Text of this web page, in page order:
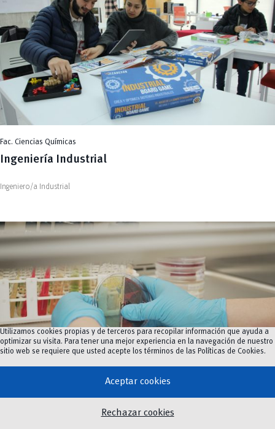
Fac. Ciencias Químicas
Ingeniería Industrial
Ingeniero/a Industrial
Utilizamos cookies propias y de terceros para recopilar información que ayuda a
optimizar su visita. Para tener una mejor experiencia en la navegación de nuestro
sitio web se requiere que usted acepte los términos de las Políticas de Cookies.
Aceptar cookies
Rechazar cookies